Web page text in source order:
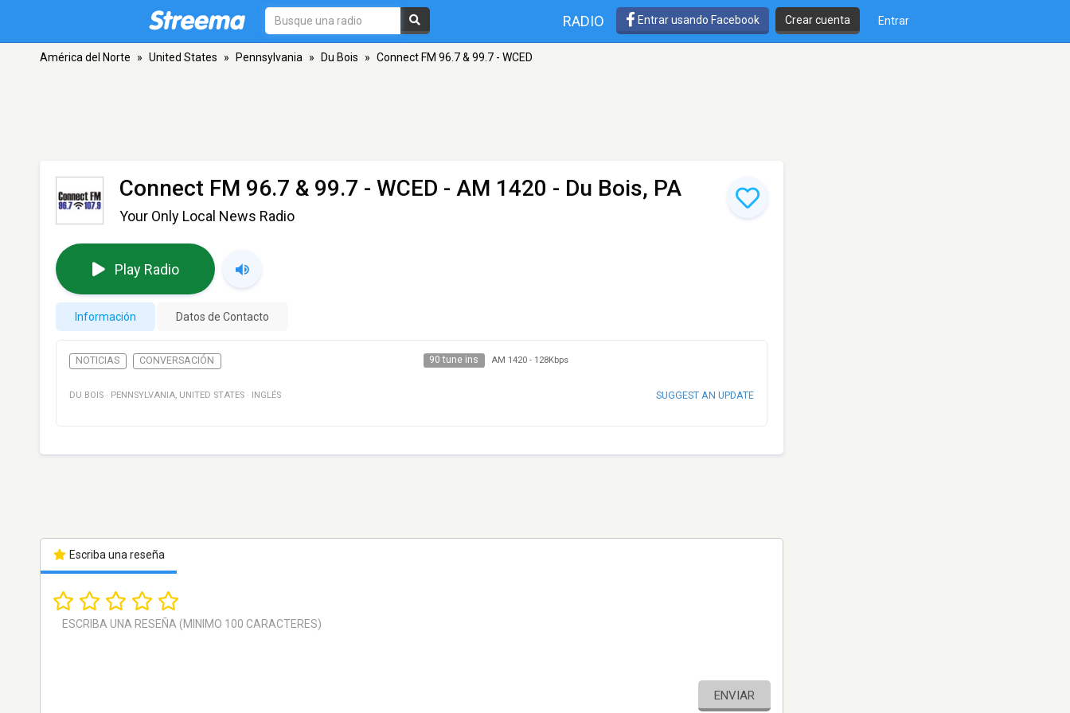
RADIO Entrar usando Facebook Crear cuenta Entrar
América del Norte » United States » Pennsylvania » Du Bois » Connect FM 96.7 & 99.7 - WCED
Connect FM 96.7 & 99.7 - WCED - AM 1420 - Du Bois, PA
Your Only Local News Radio
Play Radio
Información Datos de Contacto
NOTICIAS CONVERSACIÓN 90 tune ins AM 1420- 128Kbps
DU BOIS · PENNSYLVANIA, UNITED STATES · INGLÉS SUGGEST AN UPDATE
Escriba una reseña
ENVIAR